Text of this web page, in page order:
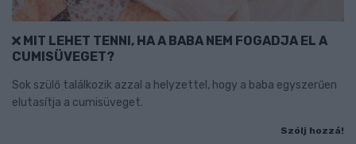
MIT LEHET TENNI, HA A BABA NEM FOGADJA EL A
CUMISÜVEGET?
Sok szülő találkozik azzal a helyzettel, hogy a baba egyszerűen
elutasítja a cumisüveget.
Szólj hozzá!